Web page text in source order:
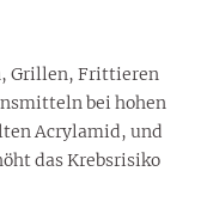
Grillen, Frittieren
bei hohen
Acrylamid, und
das Krebsrisiko